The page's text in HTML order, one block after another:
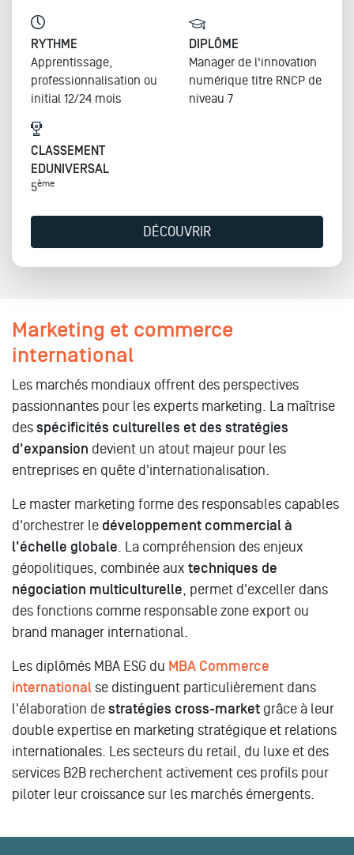
RYTHME
Apprentissage,
professionnalisation ou
initial 12/24 mois
DIPLÔME
Manager de l'innovation
numérique titre RNCP de
niveau 7
CLASSEMENT
EDUNIVERSAL
5ème
DÉCOUVRIR
Marketing et commerce
international
Les marchés mondiaux offrent des perspectives
passionnantes pour les experts marketing. La maîtrise
des spécificités culturelles et des stratégies
d'expansion devient un atout majeur pour les
entreprises en quête d'internationalisation.
Le master marketing forme des responsables capables
d'orchestrer le développement commercial à
l'échelle globale. La compréhension des enjeux
géopolitiques, combinée aux techniques de
négociation multiculturelle, permet d'exceller dans
des fonctions comme responsable zone export ou
brand manager international.
Les diplômés MBA ESG du MBA Commerce
international se distinguent particulièrement dans
l'élaboration de stratégies cross-market grâce à leur
double expertise en marketing stratégique et relations
internationales. Les secteurs du retail, du luxe et des
services B2B recherchent activement ces profils pour
piloter leur croissance sur les marchés émergents.